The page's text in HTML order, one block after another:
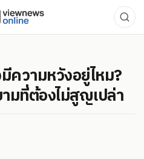
ความหวังอยู่ไหม?
มที่ต้องไม่สูญเปล่า